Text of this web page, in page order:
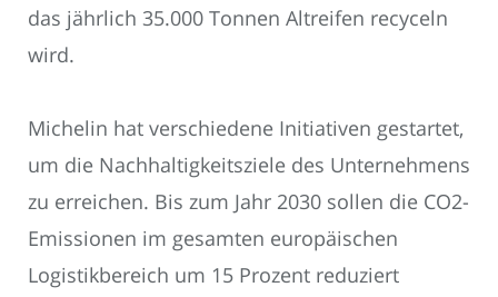
das jährlich 35.000 Tonnen Altreifen recyceln
wird.
Michelin hat verschiedene Initiativen gestartet,
um die Nachhaltigkeitsziele des Unternehmens
zu erreichen. Bis zum Jahr 2030 sollen die CO2-
Emissionen im gesamten europäischen
Logistikbereich um 15 Prozent reduziert